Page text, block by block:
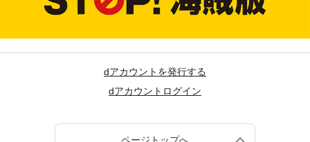
dアカウントを発行する
dアカウントログイン